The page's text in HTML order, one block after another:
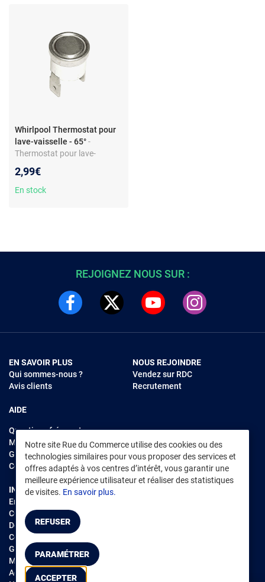
Whirlpool Thermostat pour
lave-vaisselle - 65°-
Thermostat pour lave-
thermique 65°C - Point blanc
- Compatible modèles
2,99€
En stock
REJOIGNEZ NOUS SUR :
EN SAVOIR PLUS
Qui sommes-nous ?
Avis clients
AIDE
Questions fréquentes
Modes de règlements
Garantie et retours
Contacter Rue du Commerce
NOUS REJOINDRE
Vendez sur RDC
Recrutement
INFORMATIONS LÉGALES
Environnement
CGV /CGU Marketplace
Données personnelles
Cookies
Gérer mes cookies
Mentions légales
Accessibilité : non conforme
Notre site Rue du Commerce utilise des cookies ou des
technologies similaires pour vous proposer des services et
offres adaptés à vos centres d’intérêt, vous garantir une
meilleure expérience utilisateur et réaliser des statistiques
de visites. En savoir plus.
REFUSER
PARAMÉTRER
ACCEPTER